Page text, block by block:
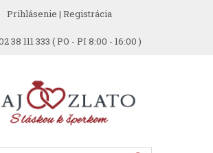
Prihlásenie | Registrácia
38 111 333 ( PO - PI 8:00 - 16:00 )